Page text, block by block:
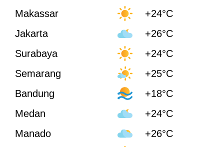
Makassar
+24°C
Jakarta
+26°C
Surabaya
+24°C
Semarang
+25°C
Bandung
+18°C
Medan
+24°C
Manado
+26°C